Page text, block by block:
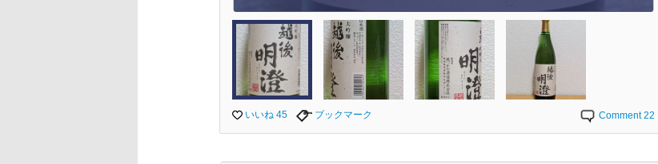
いいね 45 ブックマーク Comment 22